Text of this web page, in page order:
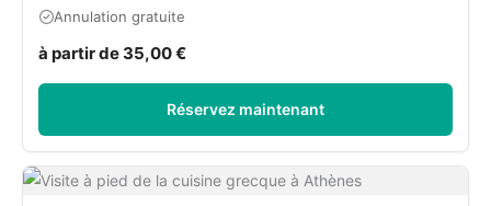
Annulation gratuite
à partir de 35,00 €
Réservez maintenant